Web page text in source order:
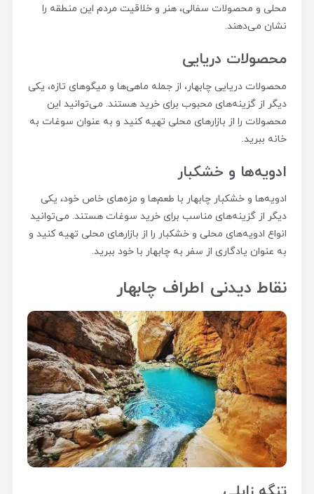
محلی و محصولات سفالی، هنر و خلاقیت مردم این منطقه را
نشان می‌دهند.
محصولات دریایی
محصولات دریایی چابهار، از جمله ماهی‌ها و میگوهای تازه، یکی
دیگر از گزینه‌های محبوب برای خرید هستند. می‌توانید این
محصولات را از بازارهای محلی تهیه کنید و به عنوان سوغات به
خانه ببرید.
ادویه‌ها و خشکبار
ادویه‌ها و خشکبار چابهار با طعم‌ها و مزه‌های خاص خود، یکی
دیگر از گزینه‌های مناسب برای خرید سوغات هستند. می‌توانید
انواع ادویه‌های محلی و خشکبار را از بازارهای محلی تهیه کنید و
به عنوان یادگاری از سفر به چابهار با خود ببرید.
نقاط دیدنی اطراف چابهار